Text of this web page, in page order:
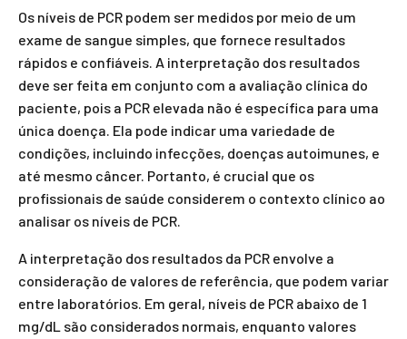
Os níveis de PCR podem ser medidos por meio de um
exame de sangue simples, que fornece resultados
rápidos e confiáveis. A interpretação dos resultados
deve ser feita em conjunto com a avaliação clínica do
paciente, pois a PCR elevada não é específica para uma
única doença. Ela pode indicar uma variedade de
condições, incluindo infecções, doenças autoimunes, e
até mesmo câncer. Portanto, é crucial que os
profissionais de saúde considerem o contexto clínico ao
analisar os níveis de PCR.
A interpretação dos resultados da PCR envolve a
consideração de valores de referência, que podem variar
entre laboratórios. Em geral, níveis de PCR abaixo de 1
mg/dL são considerados normais, enquanto valores